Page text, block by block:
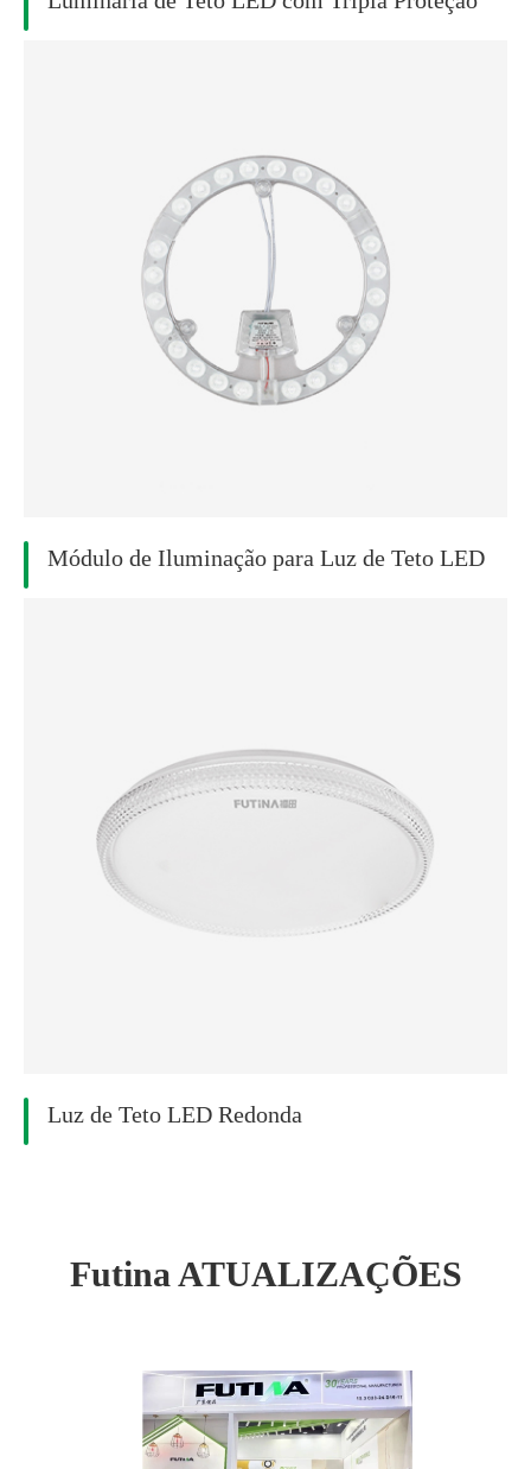
Módulo de Iluminação para Luz de Teto LED
Luz de Teto LED Redonda
Futina ATUALIZAÇÕES